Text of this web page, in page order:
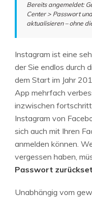
Bereits angemeldet:
Center > Passwort
aktualisieren – ohne
Instagram ist eine
der Sie endlos durch
dem Start im Jahr
App mehrfach
inzwischen
Instagram von
sich auch mit Ihren
anmelden können.
vergessen haben,
Passwort
Unabhängig vom